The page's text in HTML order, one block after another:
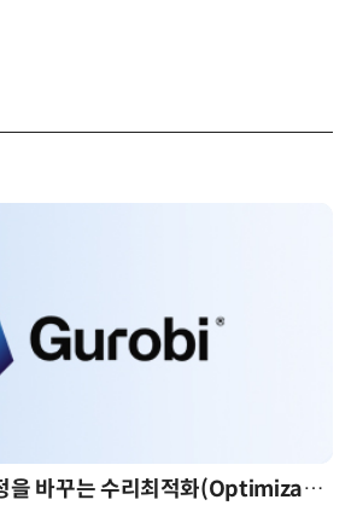
AI 시대의 의사결정을 바꾸는 수리최적화(Optimization): 실제 산업 적용 사례와 활용 전략